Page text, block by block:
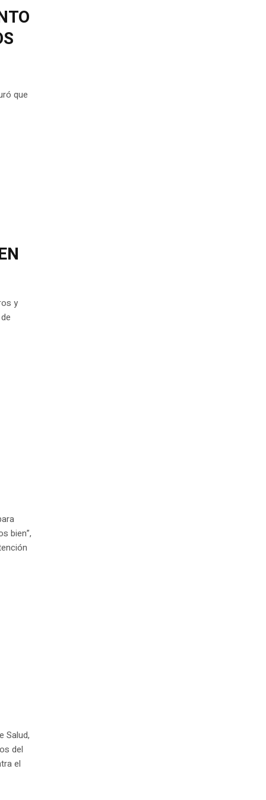
que
y
bien”,
Salud,
del
el